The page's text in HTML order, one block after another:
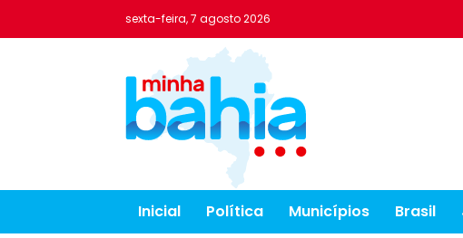
sexta-feira, 7 agosto 2026
Inicial Política Municípios Brasil